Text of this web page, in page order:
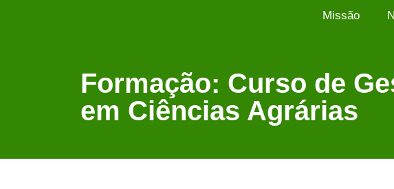
Missão
Formação: Curso de
em Ciências Agrárias